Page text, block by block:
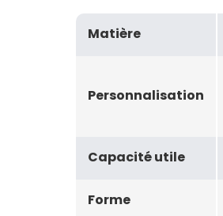
Matière
Personnalisation
Capacité utile
Forme